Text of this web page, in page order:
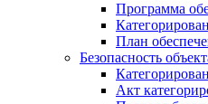
Программа
План
Безопасность
Акт